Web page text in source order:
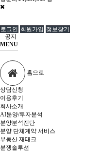
공지
로그인 회원가입 정보찾기
MENU
홈으로
상담신청
이용후기
회사소개
AI분양/투자분석
분양분석진단
분양 단체계약 서비스
부동산 재태크
분쟁솔루션